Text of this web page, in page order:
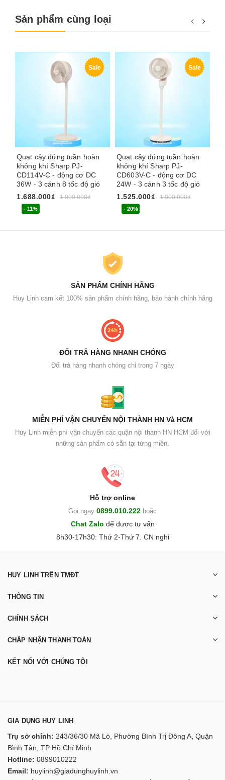
Sản phẩm cùng loại
Sale
Quạt cây đứng tuần hoàn
không khí Sharp PJ-
CD114V-C - động cơ DC
36W - 3 cánh 8 tốc độ gió
1.688.000₫
1.900.000₫
- 11%
Sale
Quạt cây đứng tuần hoàn
không khí Sharp PJ-
CD603V-C - động cơ DC
24W - 3 cánh 3 tốc độ gió
1.525.000₫
1.900.000₫
- 20%
SẢN PHẨM CHÍNH HÃNG
Huy Linh cam kết 100% sản phẩm chính hãng, bảo hành chính hãng
ĐỔI TRẢ HÀNG NHANH CHÓNG
Đổi trả hàng nhanh chóng chỉ trong 7 ngày
MIỄN PHÍ VẬN CHUYỂN NỘI THÀNH HN Và HCM
Huy Linh miễn phí vận chuyển các quận nội thành HN HCM đối với
những sản phẩm có sẵn tại từng miền.
Hỗ trợ online
Gọi ngay 0899.010.222 hoặc
Chat Zalo để được tư vấn
8h30-17h30: Thứ 2-Thứ 7. CN nghỉ
HUY LINH TRÊN TMĐT
THÔNG TIN
CHÍNH SÁCH
CHẤP NHẬN THANH TOÁN
KẾT NỐI VỚI CHÚNG TÔI
GIA DỤNG HUY LINH
Trụ sở chính: 243/36/30 Mã Lò, Phường Bình Trị Đông A, Quận
Bình Tân, TP Hồ Chí Minh
Hotline: 0899010222
Email: huylinh@giadunghuylinh.vn